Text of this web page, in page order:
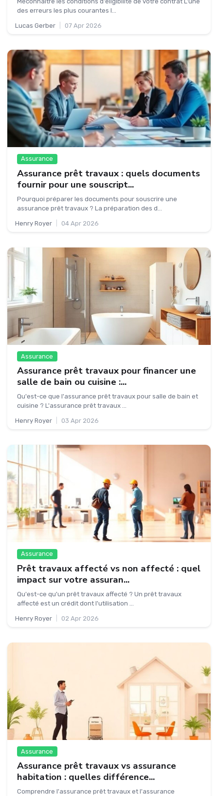
des erreurs les plus courantes l...
Lucas Gerber 07 Apr 2026
Assurance
Assurance prêt travaux : quels documents
fournir pour une souscript...
Pourquoi préparer les documents pour souscrire une
assurance prêt travaux ? La préparation des d...
Henry Royer 04 Apr 2026
Assurance
Assurance prêt travaux pour financer une
salle de bain ou cuisine :...
Qu'est-ce que l'assurance prêt travaux pour salle de bain et
cuisine ? L'assurance prêt travaux ...
Henry Royer 03 Apr 2026
Assurance
Prêt travaux affecté vs non affecté : quel
impact sur votre assuran...
Qu'est-ce qu'un prêt travaux affecté ? Un prêt travaux
affecté est un crédit dont l'utilisation ...
Henry Royer 02 Apr 2026
Assurance
Assurance prêt travaux vs assurance
habitation : quelles différence...
Comprendre l'assurance prêt travaux et l'assurance